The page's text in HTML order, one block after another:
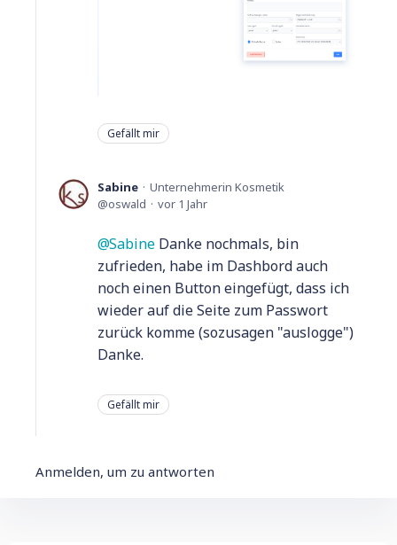
Gefällt mir
Sabine
Unternehmerin Kosmetik
oswald
vor 1 Jahr
Sabine Danke nochmals, bin
zufrieden, habe im Dashbord auch
noch einen Button eingefügt, dass ich
wieder auf die Seite zum Passwort
zurück komme (sozusagen "auslogge")
Danke.
Gefällt mir
Anmelden, um zu antworten